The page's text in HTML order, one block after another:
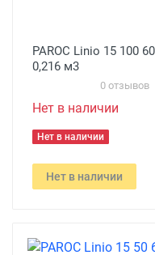
PAROC Linio 15 100
0,216 м3
0 отзывов
Нет в наличии
Нет в наличии
Нет в наличии